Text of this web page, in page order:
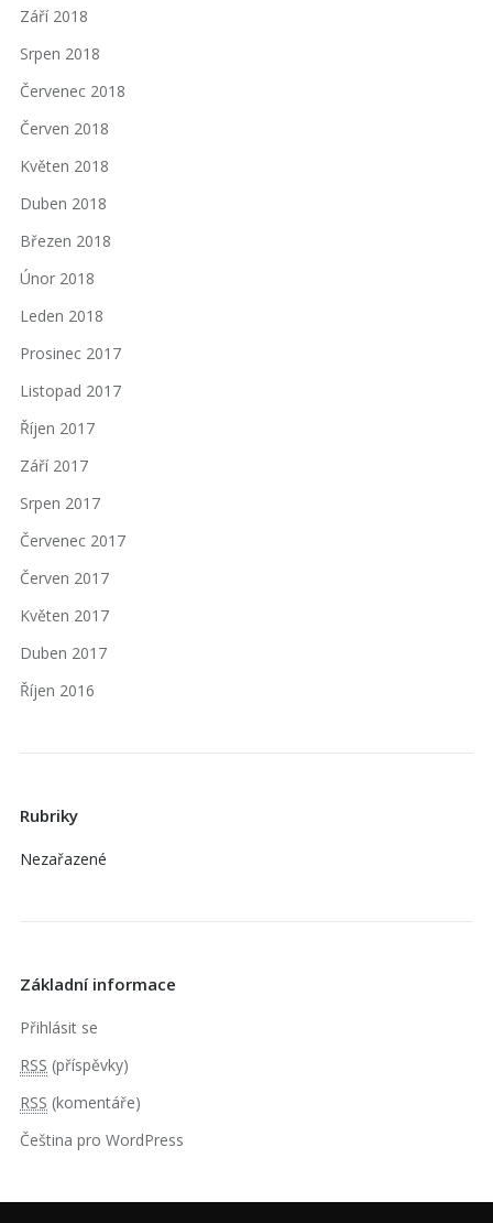
Září 2018
Srpen 2018
Červenec 2018
Červen 2018
Květen 2018
Duben 2018
Březen 2018
Únor 2018
Leden 2018
Prosinec 2017
Listopad 2017
Říjen 2017
Září 2017
Srpen 2017
Červenec 2017
Červen 2017
Květen 2017
Duben 2017
Říjen 2016
Rubriky
Nezařazené
Základní informace
Přihlásit se
RSS (příspěvky)
RSS (komentáře)
Čeština pro WordPress